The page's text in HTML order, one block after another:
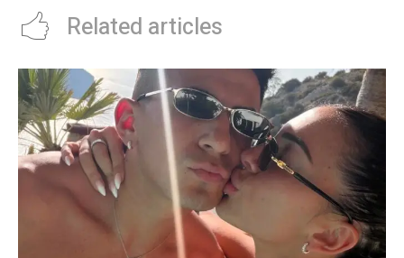
Related articles